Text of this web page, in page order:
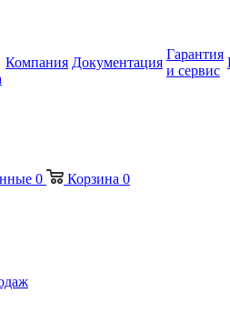
Компания Документация
Гарантия
и сервис
0 Корзина 0